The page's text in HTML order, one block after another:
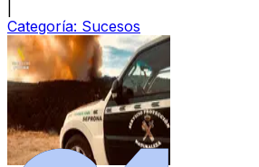
Categoría: Sucesos